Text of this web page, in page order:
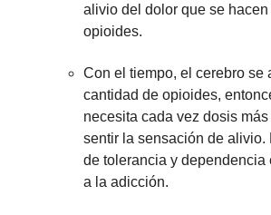
alivio del dolor que se hacen
opioides.
Con el tiempo, el cerebro se
cantidad de opioides,
necesita cada vez dosis
sentir la sensación de alivio.
de tolerancia y dependencia
a la adicción.